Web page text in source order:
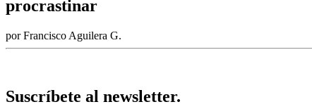
procrastinar
por Francisco Aguilera G.
Suscríbete al newsletter.